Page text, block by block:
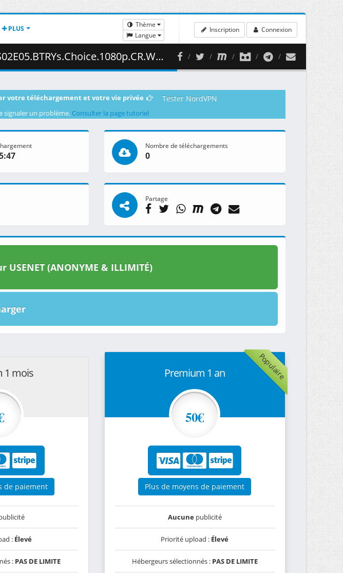
PLUS
Thème
Langue
Inscription Connexion
VARYG.mkv.003 ( 466.23 MB )
votre téléchargement et votre vie privée Tester NordVPN
signaler un problème. Consulter la page tutoriel
Nombre de téléchargements
0
Partage
(ANONYME & ILLIMITÉ)
1 mois
de paiement
: Élevé
: PAS DE LIMITE
Populaire
Premium 1 an
50€
Plus de moyens de paiement
Aucunepublicité
Priorité upload : Élevé
Hébergeurs sélectionnés : PAS DE LIMITE